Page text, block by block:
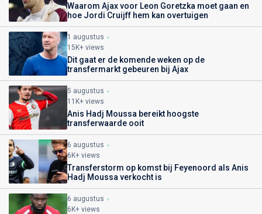
Waarom Ajax voor Leon Goretzka moet gaan en
hoe Jordi Cruijff hem kan overtuigen
1 augustus
15K+ views
Dit gaat er de komende weken op de
transfermarkt gebeuren bij Ajax
5 augustus
11K+ views
Anis Hadj Moussa bereikt hoogste
transferwaarde ooit
6 augustus
6K+ views
Transferstorm op komst bij Feyenoord als Anis
Hadj Moussa verkocht is
6 augustus
6K+ views